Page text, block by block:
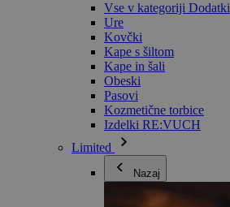
Vse v kategoriji Dodatki
Ure
Kovčki
Kape s šiltom
Kape in šali
Obeski
Pasovi
Kozmetične torbice
Izdelki RE:VUCH
Limited
Nazaj